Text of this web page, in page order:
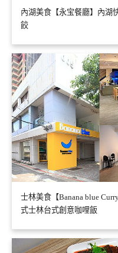
內湖美食【永宝餐廳】內湖
餃
士林美食【Banana blue
式士林台式創意咖哩飯